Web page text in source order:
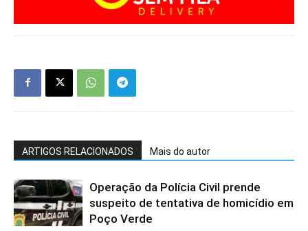
ARTIGOS RELACIONADOS Mais do autor
Operação da Polícia Civil prende
suspeito de tentativa de homicídio em
Poço Verde